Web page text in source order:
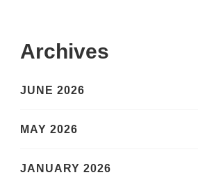
Archives
JUNE 2026
MAY 2026
JANUARY 2026